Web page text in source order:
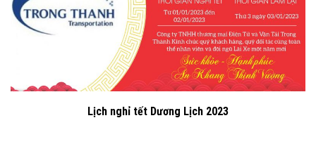
Lịch nghỉ tết Dương Lịch 2023